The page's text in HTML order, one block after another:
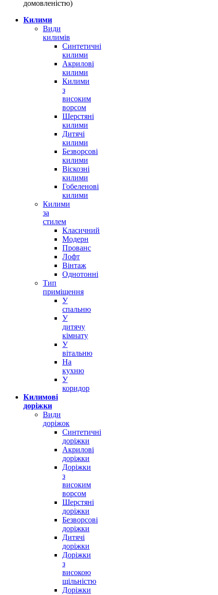
домовленістю)
Килими
Види
килимів
Синтетичні
килими
Акрилові
килими
Килими
з
високим
ворсом
Шерстяні
килими
Дитячі
килими
Безворсові
килими
Віскозні
килими
Гобеленові
килими
Килими
за
стилем
Класичний
Модерн
Прованс
Лофт
Вінтаж
Однотонні
Тип
приміщення
У
спальню
У
дитячу
кімнату
У
вітальню
На
кухню
У
коридор
Килимові
доріжки
Види
доріжок
Синтетичні
доріжки
Акрилові
доріжки
Доріжки
з
високим
ворсом
Шерстяні
доріжки
Безворсові
доріжки
Дитячі
доріжки
Доріжки
з
високою
щільністю
Доріжки